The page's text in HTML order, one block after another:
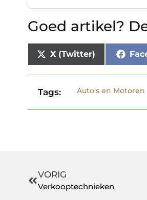
Goed artikel?
X (Twitter)
Tags: Auto's en Motoren
VORIG
Verkooptechnieken